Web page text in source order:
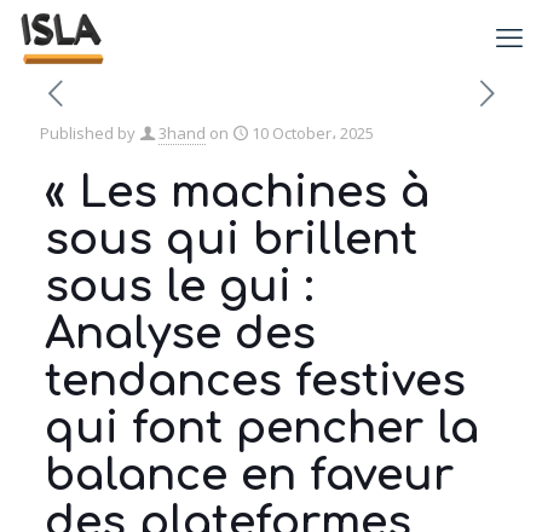
Published by 3hand on 10 October، 2025
« Les machines à
sous qui brillent
sous le gui :
Analyse des
tendances festives
qui font pencher la
balance en faveur
des plateformes